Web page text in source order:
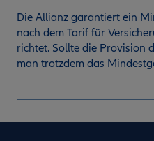
Die Allianz garantiert ein
nach dem Tarif für
richtet. Sollte die Provision
man trotzdem das